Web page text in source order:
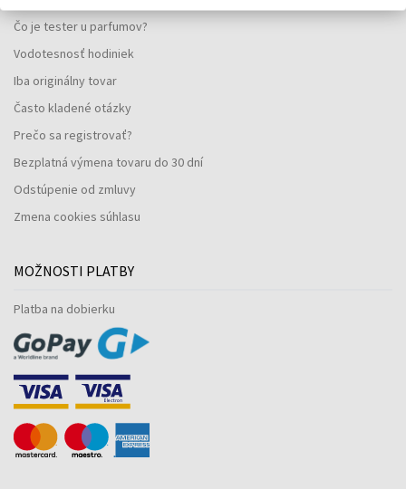
Čo je tester u parfumov?
Vodotesnosť hodiniek
Iba originálny tovar
Často kladené otázky
Prečo sa registrovať?
Bezplatná výmena tovaru do 30 dní
Odstúpenie od zmluvy
Zmena cookies súhlasu
MOŽNOSTI PLATBY
Platba na dobierku